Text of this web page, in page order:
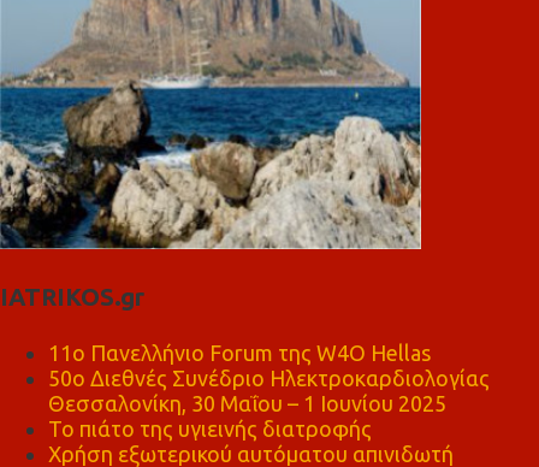
IATRIKOS.gr
11ο Πανελλήνιο Forum της W4O Hellas
50ο Διεθνές Συνέδριο Ηλεκτροκαρδιολογίας
Θεσσαλονίκη, 30 Μαΐου – 1 Ιουνίου 2025
Το πιάτο της υγιεινής διατροφής
Χρήση εξωτερικού αυτόματου απινιδωτή